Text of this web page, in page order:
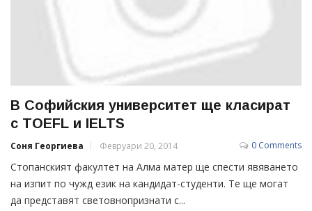
В Софийския университет ще класират
с TOEFL и IELTS
Соня Георгиева Февруари 20, 2014 0 Comments
Стопанският факултет на Алма матер ще спести явяването
на изпит по чужд език на кандидат-студенти. Те ще могат
да представят световнопризнати с...